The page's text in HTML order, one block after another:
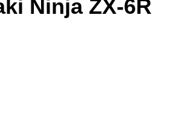
Ninja ZX-6R